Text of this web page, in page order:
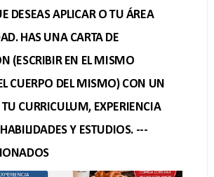
DESEAS APLICAR O TU ÁREA
HAS UNA CARTA DE
(ESCRIBIR EN EL MISMO
CUERPO DEL MISMO) CON UN
CURRICULUM, EXPERIENCIA
Y ESTUDIOS. ---